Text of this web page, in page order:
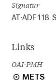
Signatur
AT-ADF
Links
OAI-PMH
METS